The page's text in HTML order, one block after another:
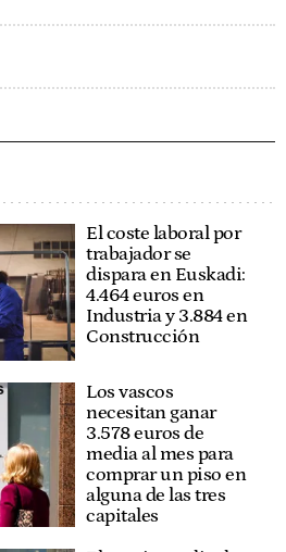
El coste laboral por
trabajador se
dispara en Euskadi:
4.464 euros en
Industria y 3.884 en
Construcción
Los vascos
necesitan ganar
3.578 euros de
media al mes para
comprar un piso en
alguna de las tres
capitales